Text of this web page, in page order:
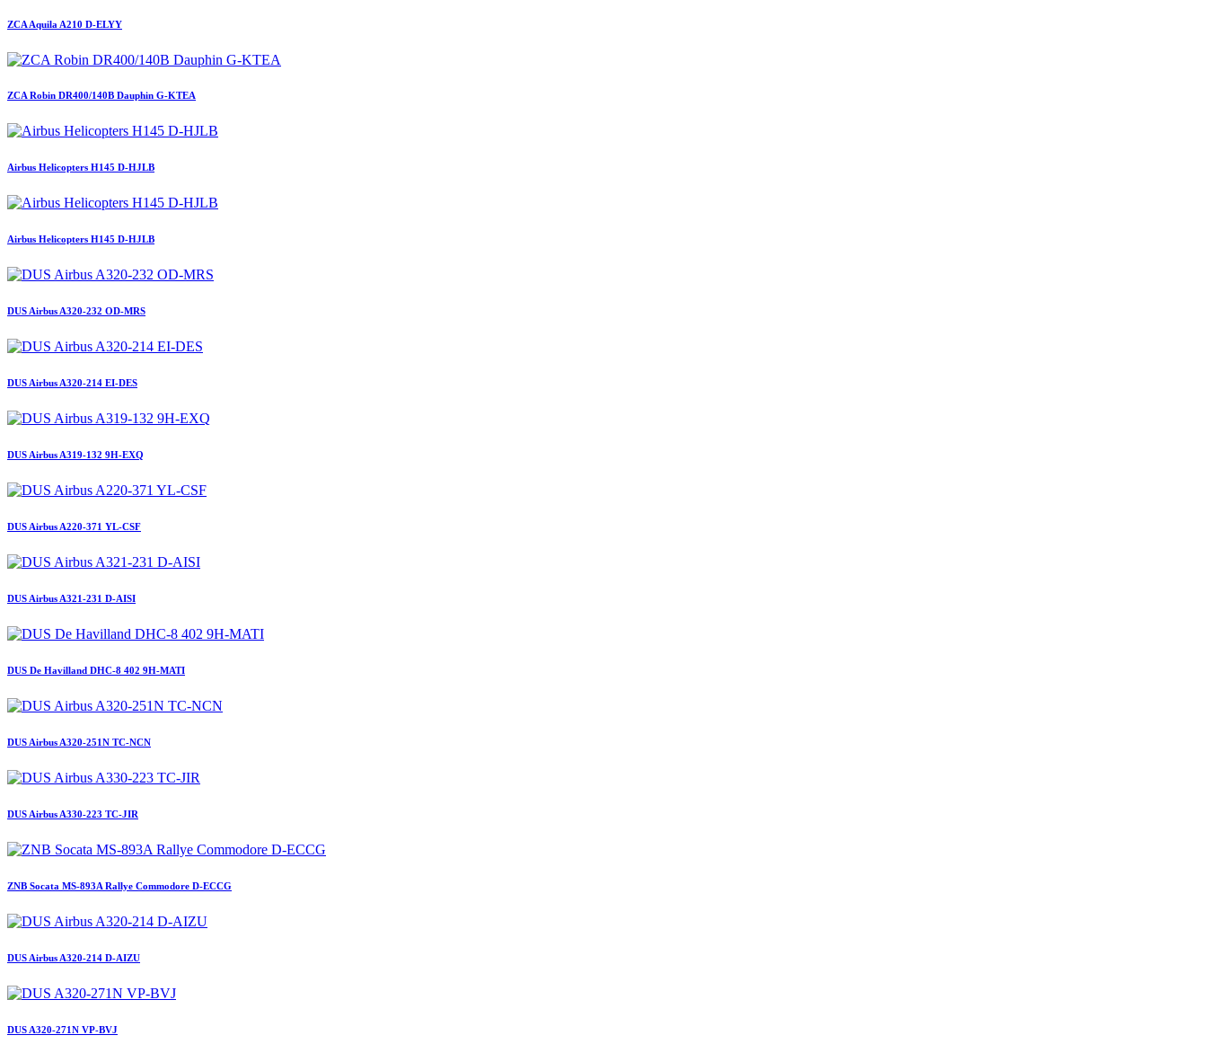
ZCA Aquila A210 D-ELYY
ZCA Robin DR400/140B Dauphin G-KTEA
Airbus Helicopters H145 D-HJLB
Airbus Helicopters H145 D-HJLB
DUS Airbus A320-232 OD-MRS
DUS Airbus A320-214 EI-DES
DUS Airbus A319-132 9H-EXQ
DUS Airbus A220-371 YL-CSF
DUS Airbus A321-231 D-AISI
DUS De Havilland DHC-8 402 9H-MATI
DUS Airbus A320-251N TC-NCN
DUS Airbus A330-223 TC-JIR
ZNB Socata MS-893A Rallye Commodore D-ECCG
DUS Airbus A320-214 D-AIZU
DUS A320-271N VP-BVJ